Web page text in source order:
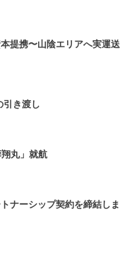
提携〜山陰エリアへ実運送
引き渡し
丸」就航
ナーシップ契約を締結しま